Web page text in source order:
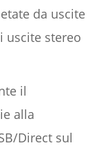
da uscite
uscite stereo
il
alla
Direct sul